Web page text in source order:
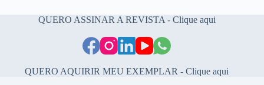
QUERO ASSINAR A REVISTA - Clique aqui
QUERO AQUIRIR MEU EXEMPLAR - Clique aqui